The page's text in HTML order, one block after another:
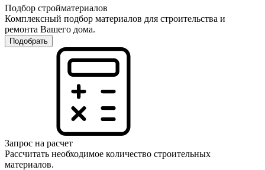
Подбор стройматериалов
Комплексный подбор материалов для строительства и
ремонта Вашего дома.
Подобрать
Запрос на расчет
Рассчитать необходимое количество строительных
материалов.